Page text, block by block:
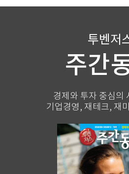
투벤저
주간
경제와 투자 중심의
기업경영, 재테크, 재